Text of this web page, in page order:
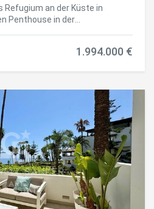
Refugium an der Küste in
Penthouse in der
mit einer Fläche von
auf das Meer und die Berge,
Pavillon-Lounge
in der voll
mit Grill kochen oder im
Essbereich speisen. Mit
und Unterhalten ist dies
Dieses
wird teilmöbliert angeboten
und zwei
von Bahía Alcántara genießen
Teiche, einen großen
1.994.000 €